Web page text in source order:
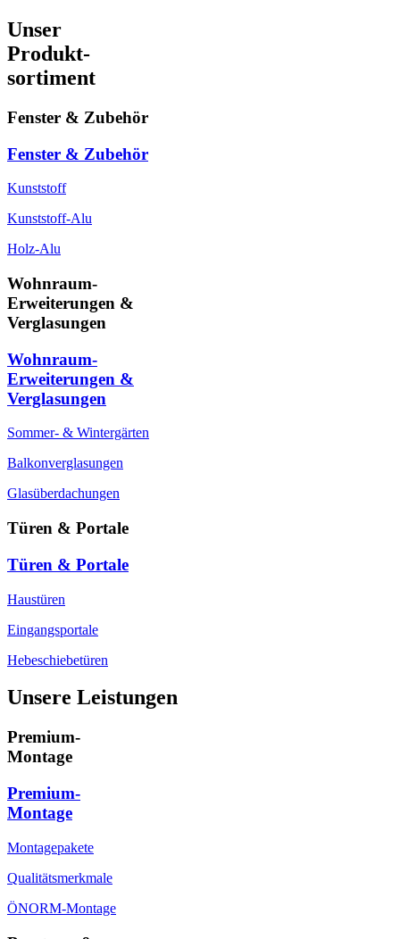
Unser
Produkt-
sortiment
Fenster & Zubehör
Fenster & Zubehör
Kunststoff
Kunststoff-Alu
Holz-Alu
Wohnraum-
Erweiterungen &
Verglasungen
Wohnraum-
Erweiterungen &
Verglasungen
Sommer- & Wintergärten
Balkonverglasungen
Glasüberdachungen
Türen & Portale
Türen & Portale
Haustüren
Eingangsportale
Hebeschiebetüren
Unsere Leistungen
Premium-
Montage
Premium-
Montage
Montagepakete
Qualitätsmerkmale
ÖNORM-Montage